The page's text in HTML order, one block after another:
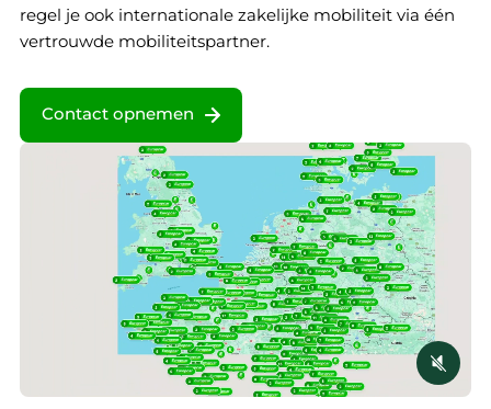
regel je ook internationale zakelijke mobiliteit via één
vertrouwde mobiliteitspartner.
Contact opnemen